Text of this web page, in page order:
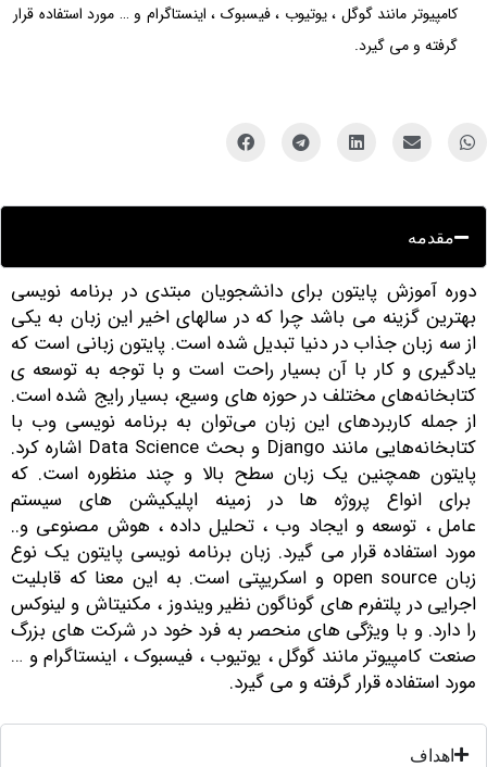
کامپیوتر مانند گوگل ، یوتیوب ، فیسبوک ، اینستاگرام و … مورد استفاده قرار
گرفته و می گیرد.
مقدمه
آموزش پایتون برای دانشجویان مبتدی در برنامه­ نویسی
گزینه می باشد چرا که در سالهای اخیر این زبان به یکی
سه زبان جذاب در دنیا تبدیل شده ­است. پایتون زبانی است که
و کار با آن بسیار راحت است و با توجه به توسعه ی
مختلف در حوزه های وسیع، بسیار رایج شده است.
جمله کاربردهای این زبان می‌توان به برنامه نویسی وب با
کتابخانه‌هایی مانند Django و بحث Data Science اشاره کرد.
همچنین یک زبان سطح بالا و چند منظوره است. که
انواع پروژه ها در زمینه اپلیکیشن های سیستم
، توسعه و ایجاد وب ، تحلیل داده ، هوش مصنوعی و..
استفاده قرار می گیرد. زبان برنامه نویسی پایتون یک نوع
زبان open source و اسکریپتی است. به این معنا که قابلیت
در پلتفرم های گوناگون نظیر ویندوز ، مکنیتاش و لینوکس
دارد. و با ویژگی های منحصر به فرد خود در شرکت های بزرگ
کامپیوتر مانند گوگل ، یوتیوب ، فیسبوک ، اینستاگرام و …
استفاده قرار گرفته و می گیرد.
اهداف